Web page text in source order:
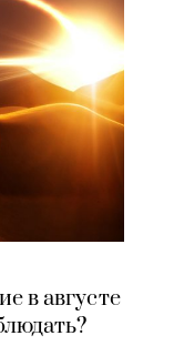
в августе